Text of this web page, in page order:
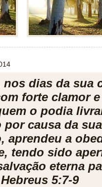
nos dias da sua
forte clamor
o podia
causa da
aprendeu a
tendo sido
eterna
5:7-9